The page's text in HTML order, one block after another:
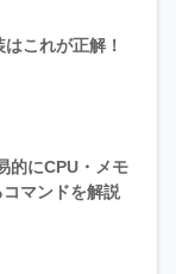
これが正解！
的にCPU・メモ
マンドを解説